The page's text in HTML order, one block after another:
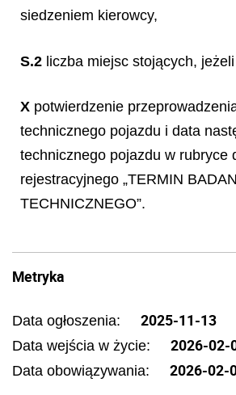
siedzeniem kierowcy,
S.2 liczba miejsc stojących,
X potwierdzenie
technicznego pojazdu i data
technicznego pojazdu w rubryce
rejestracyjnego „TERMIN
TECHNICZNEGO”.
Metryka
Data ogłoszenia: 2025-11-13
Data wejścia w życie: 2026-02-
Data obowiązywania: 2026-02-